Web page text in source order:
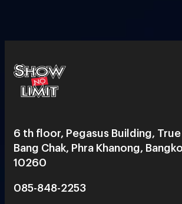
6 th floor, Pegasus Building, True
Bang Chak, Phra Khanong,
10260
085-848-2253